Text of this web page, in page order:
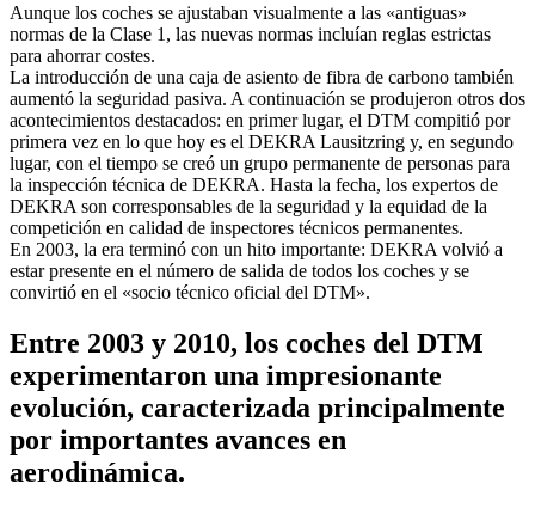
Aunque los coches se ajustaban visualmente a las «antiguas»
normas de la Clase 1, las nuevas normas incluían reglas estrictas
para ahorrar costes.
La introducción de una caja de asiento de fibra de carbono también
aumentó la seguridad pasiva. A continuación se produjeron otros dos
acontecimientos destacados: en primer lugar, el DTM compitió por
primera vez en lo que hoy es el DEKRA Lausitzring y, en segundo
lugar, con el tiempo se creó un grupo permanente de personas para
la inspección técnica de DEKRA. Hasta la fecha, los expertos de
DEKRA son corresponsables de la seguridad y la equidad de la
competición en calidad de inspectores técnicos permanentes.
En 2003, la era terminó con un hito importante: DEKRA volvió a
estar presente en el número de salida de todos los coches y se
convirtió en el «socio técnico oficial del DTM».
Entre 2003 y 2010, los coches del DTM
experimentaron una impresionante
evolución, caracterizada principalmente
por importantes avances en
aerodinámica.